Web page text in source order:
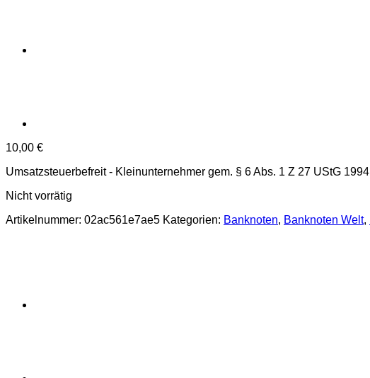
10,00 €
Umsatzsteuerbefreit - Kleinunternehmer gem. § 6 Abs. 1 Z 27 UStG 1994
Nicht vorrätig
Artikelnummer: 02ac561e7ae5 Kategorien: Banknoten, Banknoten Welt,